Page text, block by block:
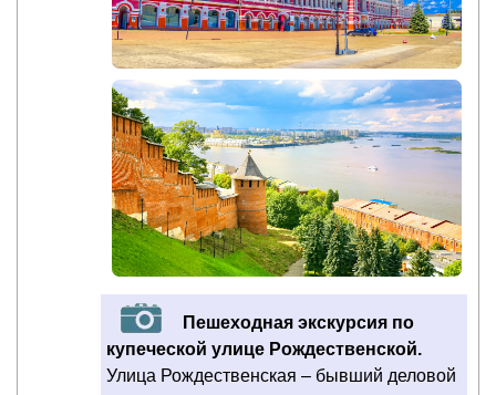
Пешеходная экскурсия по
купеческой улице Рождественской.
Улица Рождественская – бывший деловой